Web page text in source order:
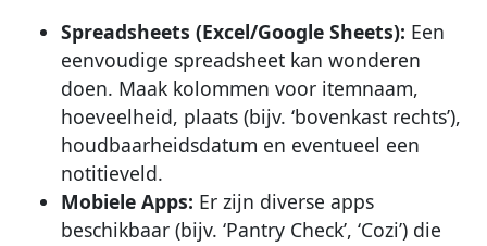
Spreadsheets (Excel/Google Sheets): Een
eenvoudige spreadsheet kan wonderen
doen. Maak kolommen voor itemnaam,
hoeveelheid, plaats (bijv. ‘bovenkast rechts’),
houdbaarheidsdatum en eventueel een
notitieveld.
Mobiele Apps: Er zijn diverse apps
beschikbaar (bijv. ‘Pantry Check’, ‘Cozi’) die